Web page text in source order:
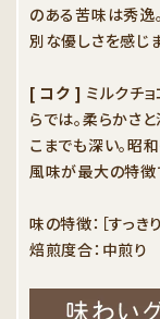
のある苦味は秀逸
別な優しさを感じま
[ コク ] ミルクチ
らでは。柔らかさ
こまでも深い。昭
風味が最大の特徴
味の特徴：［すっ
焙煎度合：中煎り